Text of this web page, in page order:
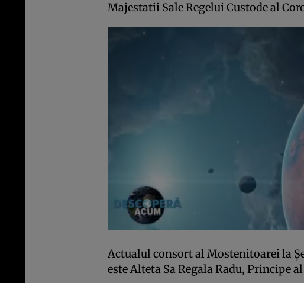
Majestatii Sale Regelui Custode al
Actualul consort al Mostenitoarei la
este Alteta Sa Regala Radu, Principe